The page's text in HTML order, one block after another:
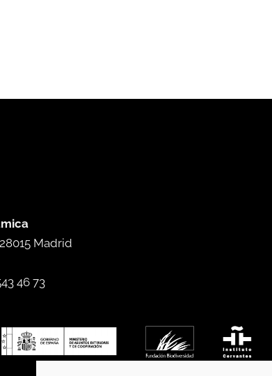
28015 Madrid
46 73